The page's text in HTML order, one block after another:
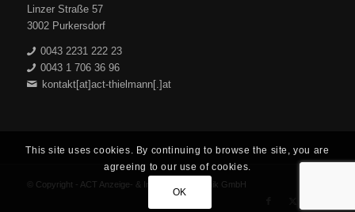
Linzer Straße 57
3002 Purkersdorf
0043 2231 222 23
0043 1 706 36 96
kontakt[at]act-thielmann[.]at
© Copyright - ACT Anzeige- & Informationstechnik GmbH
This site uses cookies. By continuing to browse the site, you are
agreeing to our use of cookies.
OK